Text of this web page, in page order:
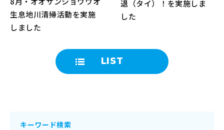
生息地川清掃活動を実施
しました
LIST
退（タイ）！を実施しま
した
キーワード検索